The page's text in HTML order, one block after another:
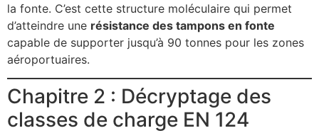
la fonte. C’est cette structure moléculaire qui permet
d’atteindre une résistance des tampons en fonte
capable de supporter jusqu’à 90 tonnes pour les zones
aéroportuaires.
Chapitre 2 : Décryptage des
classes de charge EN 124